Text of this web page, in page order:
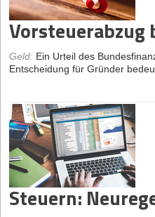
Vorsteuerabzug
Geld: Ein Urteil des
Entscheidung für Gründer
Steuern: